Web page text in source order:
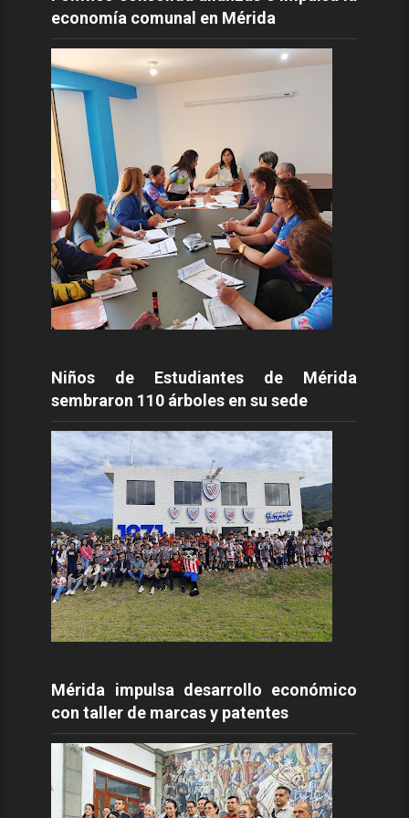
economía comunal en Mérida
Niños de Estudiantes de Mérida
sembraron 110 árboles en su sede
Mérida impulsa desarrollo económico
con taller de marcas y patentes